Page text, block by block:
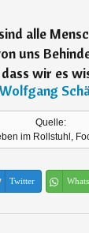
alle
uns
wir es
Wolfgang
Quelle:
im Rollstuhl,
Twitter